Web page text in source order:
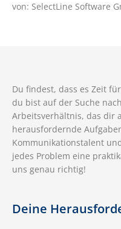
von: SelectLine Software
Du findest, dass es Zeit
du bist auf der Suche
Arbeitsverhältnis, das dir
herausfordernde
Kommunikationstalent
jedes Problem eine
uns genau richtig!
Deine